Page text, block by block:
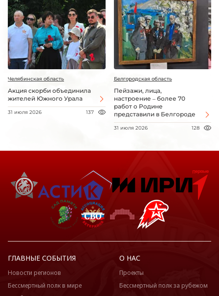
Челябинская область
Акция скорби объединила
жителей Южного Урала
31 июля 2026 137
Белгородская область
Пейзажи, лица,
настроение – более 70
работ о Родине
представили в Белгороде
31 июля 2026 128
ГЛАВНЫЕ СОБЫТИЯ
Новости регионов
Бессмертный полк в мире
О НАС
Проекты
Бессмертный полк за рубежом